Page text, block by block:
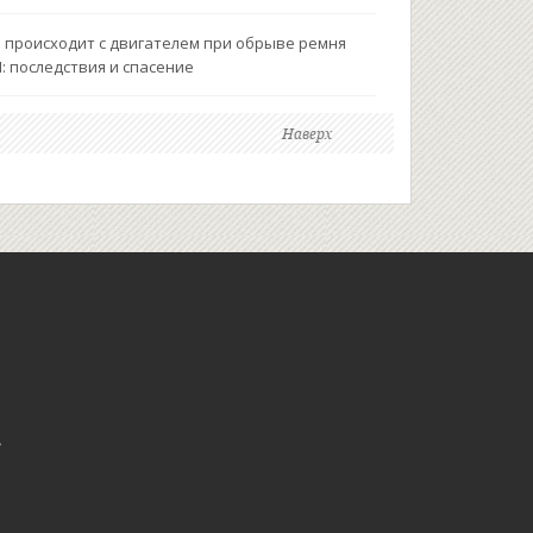
происходит с двигателем при обрыве ремня
последствия и спасение
Наверх